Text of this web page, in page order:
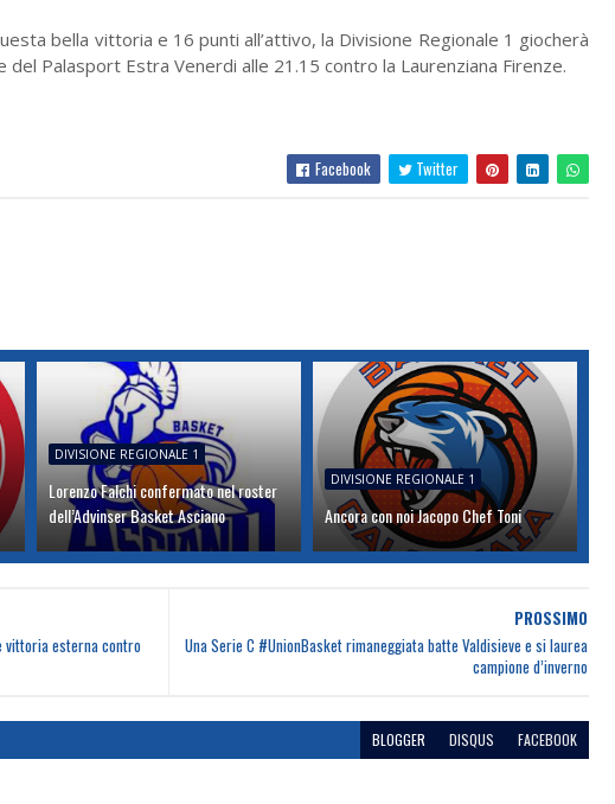
bella vittoria e 16 punti all’attivo, la Divisione Regionale 1 giocherà
del Palasport Estra Venerdi alle 21.15 contro la Laurenziana Firenze.
Facebook Twitter
DIVISIONE REGIONALE 1
Lorenzo Falchi confermato nel roster
dell’Advinser Basket Asciano
DIVISIONE REGIONALE 1
Ancora con noi Jacopo Chef Toni
PROSSIMO
Una Serie C #UnionBasket rimaneggiata batte Valdisieve e si laurea
campione d’inverno
vittoria esterna contro
BLOGGER DISQUS FACEBOOK